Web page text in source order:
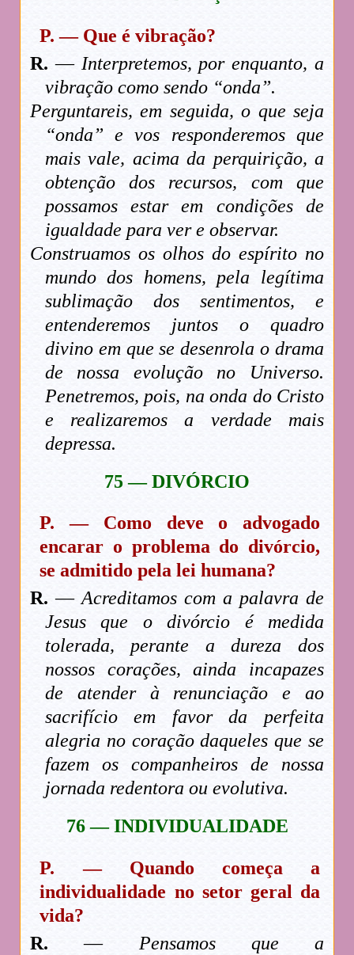
P. — Que é vibração?
R.— Interpretemos, por enquanto, a
vibração como sendo “onda”.
Perguntareis, em seguida, o que seja
“onda” e vos responderemos que
mais vale, acima da perquirição, a
obtenção dos recursos, com que
possamos estar em condições de
igualdade para ver e observar.
Construamos os olhos do espírito no
mundo dos homens, pela legítima
sublimação dos sentimentos, e
entenderemos juntos o quadro
divino em que se desenrola o drama
de nossa evolução no Universo.
Penetremos, pois, na onda do Cristo
e realizaremos a verdade mais
depressa.
75 — DIVÓRCIO
P. — Como deve o advogado
encarar o problema do divórcio,
se admitido pela lei humana?
R.—Acreditamos com a palavra de
Jesus que o divórcio é medida
tolerada, perante a dureza dos
nossos corações, ainda incapazes
de atender à renunciação e ao
sacrifício em favor da perfeita
alegria no coração daqueles que se
fazem os companheiros de nossa
jornada redentora ou evolutiva.
76 — INDIVIDUALIDADE
P. — Quando começa a
individualidade no setor geral da
vida?
R.— Pensamos que a